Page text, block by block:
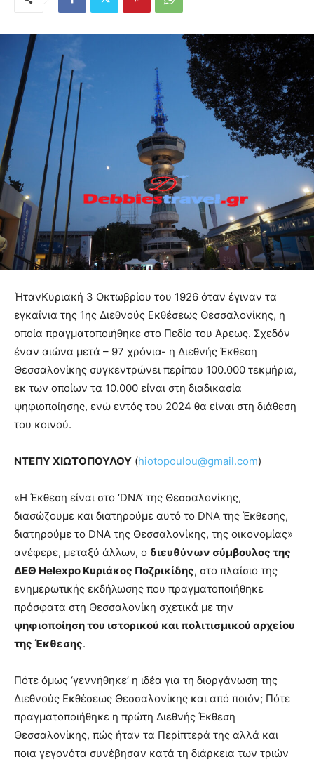
ΉτανΚυριακή 3 Οκτωβρίου του 1926 όταν έγιναν τα
εγκαίνια της 1ης Διεθνούς Εκθέσεως Θεσσαλονίκης, η
οποία πραγματοποιήθηκε στο Πεδίο του Άρεως. Σχεδόν
έναν αιώνα μετά – 97 χρόνια- η Διεθνής Έκθεση
Θεσσαλονίκης συγκεντρώνει περίπου 100.000 τεκμήρια,
εκ των οποίων τα 10.000 είναι στη διαδικασία
ψηφιοποίησης, ενώ εντός του 2024 θα είναι στη διάθεση
του κοινού.
ΝΤΕΠΥ ΧΙΩΤΟΠΟΥΛΟΥ (hiotopoulou@gmail.com)
«Η Έκθεση είναι στο ‘DNA’ της Θεσσαλονίκης,
διασώζουμε και διατηρούμε αυτό το DNA της Έκθεσης,
διατηρούμε το DNA της Θεσσαλονίκης, της οικονομίας»
ανέφερε, μεταξύ άλλων, ο διευθύνων σύμβουλος της
ΔΕΘ Helexpo Κυριάκος Ποζρικίδης, στο πλαίσιο της
ενημερωτικής εκδήλωσης που πραγματοποιήθηκε
πρόσφατα στη Θεσσαλονίκη σχετικά με την
ψηφιοποίηση του ιστορικού και πολιτισμικού αρχείου
της Έκθεσης.
Πότε όμως ‘γεννήθηκε’ η ιδέα για τη διοργάνωση της
Διεθνούς Εκθέσεως Θεσσαλονίκης και από ποιόν; Πότε
πραγματοποιήθηκε η πρώτη Διεθνής Έκθεση
Θεσσαλονίκης, πώς ήταν τα Περίπτερά της αλλά και
ποια γεγονότα συνέβησαν κατά τη διάρκεια των τριών